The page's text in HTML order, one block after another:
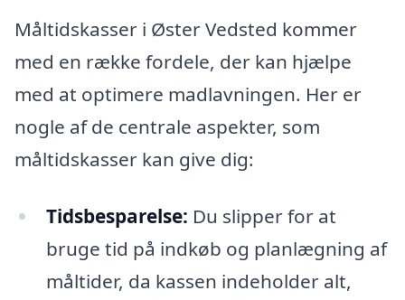
Måltidskasser i Øster Vedsted kommer
med en række fordele, der kan hjælpe
med at optimere madlavningen. Her er
nogle af de centrale aspekter, som
måltidskasser kan give dig:
Tidsbesparelse: Du slipper for at
bruge tid på indkøb og planlægning af
måltider, da kassen indeholder alt,